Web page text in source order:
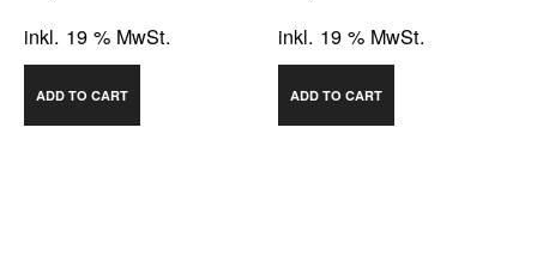
inkl. 19 % MwSt.
ADD TO CART
inkl. 19 % MwSt.
ADD TO CART